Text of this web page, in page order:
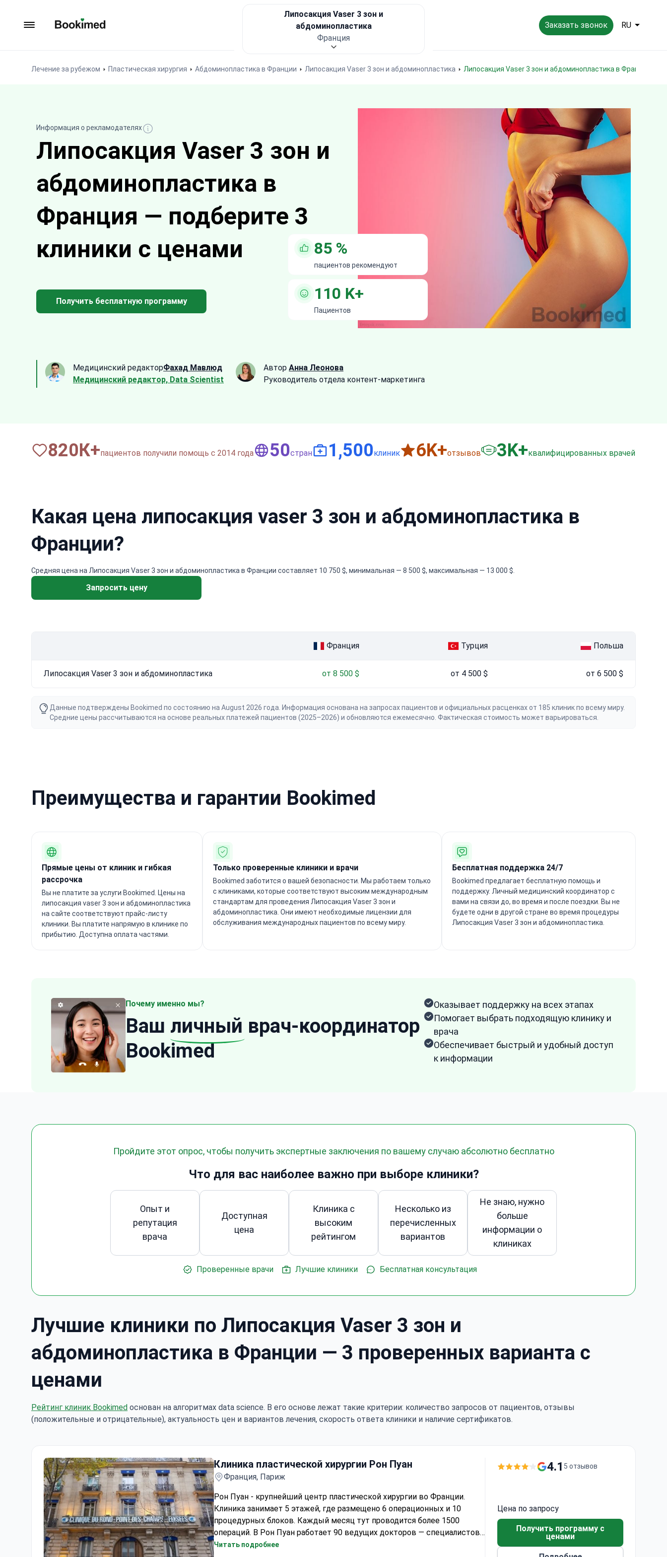
Заказать звонок RU
Лечение за рубежом Пластическая хирургия Абдоминопластика в Франции Липосакция Vaser 3 зон и абдоминопластика Липосакция Vaser 3 зон и абдоминопластика в Франции
Липосакция Vaser 3 зон и
абдоминопластика
Франция
Информация о рекламодателях
Липосакция Vaser 3 зон и
абдоминопластика в
Франция — подберите 3
клиники с ценами
Получить бесплатную программу
85 %
пациентов рекомендуют
110 K+
Пациентов
Медицинский редакторФахад Мавлюд
Медицинский редактор, Data Scientist
Автор Анна Леонова
Руководитель отдела контент-маркетинга
820К+пациентов получили помощь с 2014 года 50стран 1,500клиник 6K+отзывов 3K+квалифицированных врачей
Какая цена липосакция vaser 3 зон и абдоминопластика в
Франции?
Средняя цена на Липосакция Vaser 3 зон и абдоминопластика в Франции составляет 10 750 $, минимальная — 8 500 $, максимальная — 13 000 $.
Запросить цену
Франция Турция Польша
Липосакция Vaser 3 зон и абдоминопластика от 8 500 $ от 4 500 $ от 6 500 $
Данные подтверждены Bookimed по состоянию на August 2026 года. Информация основана на запросах пациентов и официальных расценках от 185 клиник по всему миру.
Средние цены рассчитываются на основе реальных платежей пациентов (2025–2026) и обновляются ежемесячно. Фактическая стоимость может варьироваться.
Преимущества и гарантии Bookimed
Прямые цены от клиник и гибкая
рассрочка
Вы не платите за услуги Bookimed. Цены на
липосакция vaser 3 зон и абдоминопластика
на сайте соответствуют прайс-листу
клиники. Вы платите напрямую в клинике по
прибытию. Доступна оплата частями.
Только проверенные клиники и врачи
Bookimed заботится о вашей безопасности. Мы работаем только
с клиниками, которые соответствуют высоким международным
стандартам для проведения Липосакция Vaser 3 зон и
абдоминопластика. Они имеют необходимые лицензии для
обслуживания международных пациентов по всему миру.
Бесплатная поддержка 24/7
Bookimed предлагает бесплатную помощь и
поддержку. Личный медицинский координатор с
вами на связи до, во время и после поездки. Вы не
будете одни в другой стране во время процедуры
Липосакция Vaser 3 зон и абдоминопластика.
Почему именно мы?
Ваш личный врач-координатор
Bookimed
Оказывает поддержку на всех этапах
Помогает выбрать подходящую клинику и
врача
Обеспечивает быстрый и удобный доступ
к информации
Пройдите этот опрос, чтобы получить экспертные заключения по вашему случаю абсолютно бесплатно
Что для вас наиболее важно при выборе клиники?
Опыт и
репутация
врача
Доступная
цена
Клиника с
высоким
рейтингом
Несколько из
перечисленных
вариантов
Не знаю, нужно
больше
информации о
клиниках
Проверенные врачи Лучшие клиники Бесплатная консультация
Лучшие клиники по Липосакция Vaser 3 зон и
абдоминопластика в Франции — 3 проверенных варианта с
ценами
Рейтинг клиник Bookimed основан на алгоритмах data science. В его основе лежат такие критерии: количество запросов от пациентов, отзывы
(положительные и отрицательные), актуальность цен и вариантов лечения, скорость ответа клиники и наличие сертификатов.
Клиника пластической хирургии Рон Пуан
Франция, Париж
Рон Пуан - крупнейший центр пластической хирургии во Франции.
Клиника занимает 5 этажей, где размещено 6 операционных и 10
процедурных блоков. Каждый месяц тут проводится более 1500
операций. В Рон Пуан работает 90 ведущих докторов — специалистов
в области пластической хирургии и эстетической медицины. Качество
Читать подробнее
4.1 5 отзывов
Цена по запросу
Получить программу с
ценами